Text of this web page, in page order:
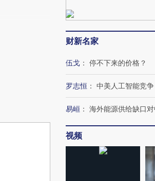
财新名家
伍戈 ： 停不下来的价格？
罗志恒 ： 中美人工智能竞
易峘 ： 海外能源供给缺口
视频